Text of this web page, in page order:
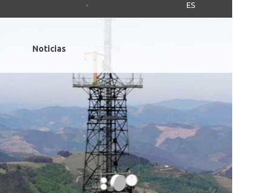
ES
Noticias